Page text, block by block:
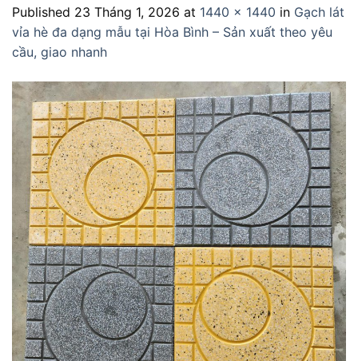
Published 23 Tháng 1, 2026 at 1440 × 1440 in Gạch lát
vỉa hè đa dạng mẫu tại Hòa Bình – Sản xuất theo yêu
cầu, giao nhanh